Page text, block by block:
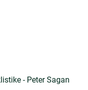
- Peter Sagan